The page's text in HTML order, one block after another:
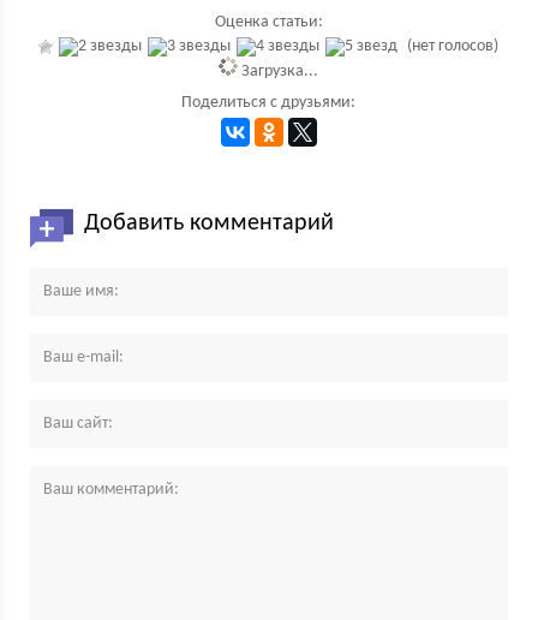
Оценка статьи:
(нет голосов)
Загрузка...
Поделиться с друзьями:
Добавить комментарий